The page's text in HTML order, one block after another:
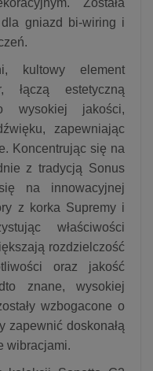
gniazd bi-wiring i
kultowy element
łączą estetyczną
wysokiej jakości,
zapewniając
Koncentrując się na
z tradycją Sonus
na innowacyjnej
z korka Supremy i
właściwości
rozdzielczość
oraz jakość
znane, wysokiej
wzbogacone o
zapewnić doskonałą
wibracjami.